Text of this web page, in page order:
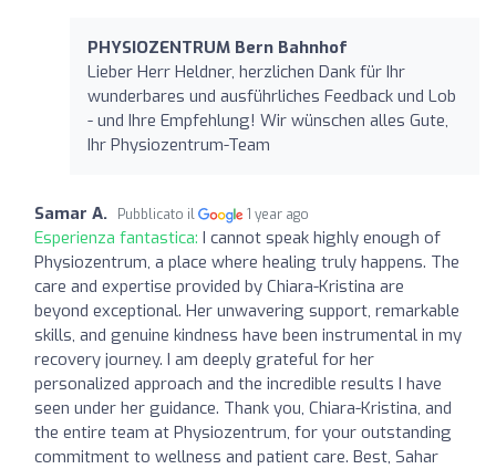
PHYSIOZENTRUM Bern Bahnhof
Lieber Herr Heldner, herzlichen Dank für Ihr
wunderbares und ausführliches Feedback und Lob
- und Ihre Empfehlung! Wir wünschen alles Gute,
Ihr Physiozentrum-Team
Samar A. Pubblicato il 1 year ago
Esperienza fantastica: I cannot speak highly enough of
Physiozentrum, a place where healing truly happens. The
care and expertise provided by Chiara-Kristina are
beyond exceptional. Her unwavering support, remarkable
skills, and genuine kindness have been instrumental in my
recovery journey. I am deeply grateful for her
personalized approach and the incredible results I have
seen under her guidance. Thank you, Chiara-Kristina, and
the entire team at Physiozentrum, for your outstanding
commitment to wellness and patient care. Best, Sahar